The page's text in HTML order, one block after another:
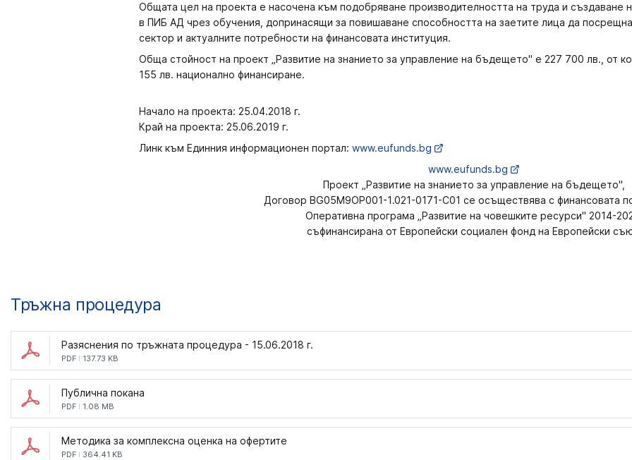
Общата цел на проекта е насочена към подобряване производителността на труда и създаване
в ПИБ АД чрез обучения, допринасящи за повишаване способността на заетите лица да
сектор и актуалните потребности на финансовата институция.
Обща стойност на проект „Развитие на знанието за управление на бъдещето" е 227 700 лв., от
155 лв. национално финансиране.
Начало на проекта: 25.04.2018 г.
Край на проекта: 25.06.2019 г.
Линк към Единния информационен портал: www.eufunds.bg
www.eufunds.bg
Проект „Развитие на знанието за управление на бъдещето",
Договор BG05M9OP001-1.021-0171-С01 се осъществява с финансовата
Оперативна програма „Развитие на човешките ресурси" 2014-
съфинансирана от Европейски социален фонд на Европейски
Тръжна процедура
Разяснения по тръжната процедура - 15.06.2018 г.
PDF 137.73 KB
Публична покана
PDF 1.08 MB
Методика за комплексна оценка на офертите
PDF 364.41 KB